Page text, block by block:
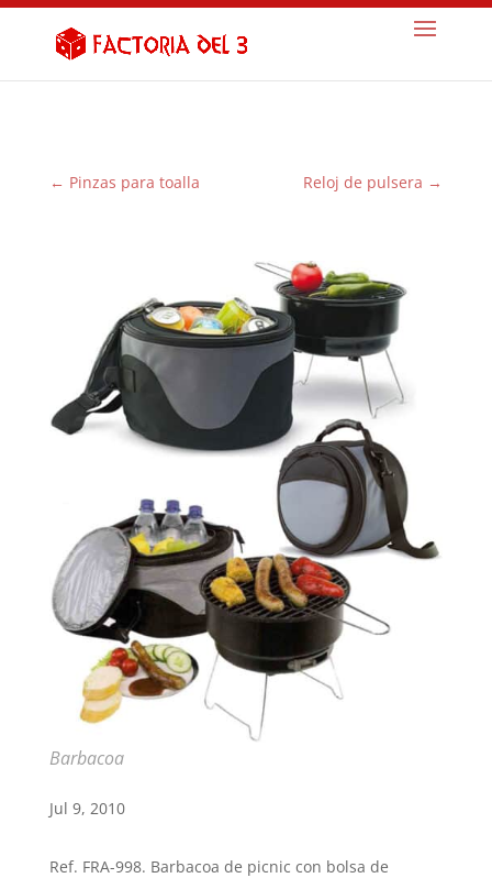
← Pinzas para toalla Reloj de pulsera →
Barbacoa
Jul 9, 2010
Ref. FRA-998. Barbacoa de picnic con bolsa de